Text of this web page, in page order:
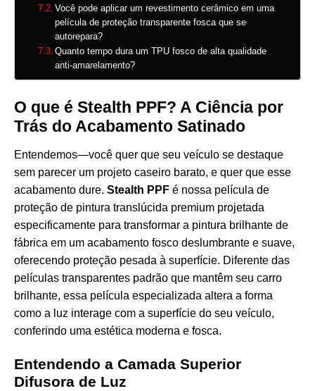
Você pode aplicar um revestimento cerâmico em uma
película de proteção transparente fosca que se
autorepara?
Quanto tempo dura um TPU fosco de alta qualidade
anti-amarelamento?
O que é Stealth PPF? A Ciência por
Trás do Acabamento Satinado
Entendemos—você quer que seu veículo se destaque
sem parecer um projeto caseiro barato, e quer que esse
acabamento dure. Stealth PPF é nossa película de
proteção de pintura translúcida premium projetada
especificamente para transformar a pintura brilhante de
fábrica em um acabamento fosco deslumbrante e suave,
oferecendo proteção pesada à superfície. Diferente das
películas transparentes padrão que mantêm seu carro
brilhante, essa película especializada altera a forma
como a luz interage com a superfície do seu veículo,
conferindo uma estética moderna e fosca.
Entendendo a Camada Superior
Difusora de Luz